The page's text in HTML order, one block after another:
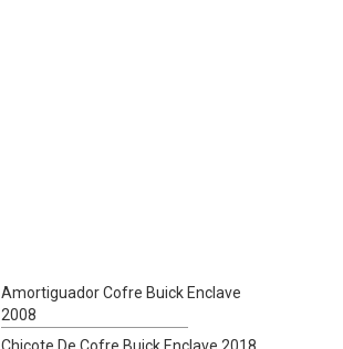
Amortiguador Cofre Buick Enclave
2008
Chicote De Cofre Buick Enclave 2018